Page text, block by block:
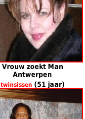
Vrouw zoekt Man
Antwerpen
twinsissen (51 jaar)